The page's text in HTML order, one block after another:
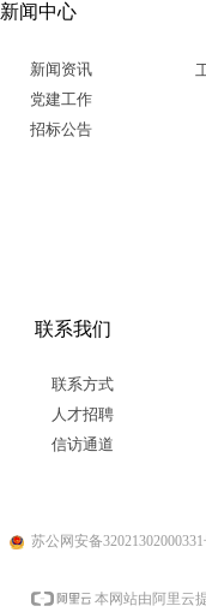
新闻中心
新闻资讯
党建工作
招标公告
联系方式
人才招聘
信访通道
联系我们
苏公网安备
本网站由阿里云